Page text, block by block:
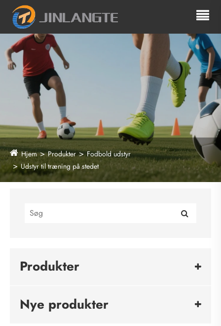
Hjem Produkter
Fodbold udstyr
Udstyr til træning på stedet
Produkter
Nye produkter